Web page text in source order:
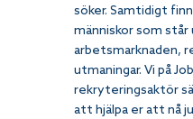
söker. Samtidigt
människor som
arbetsmarknaden,
utmaningar. Vi på
rekryteringsaktör
att hjälpa er att nå